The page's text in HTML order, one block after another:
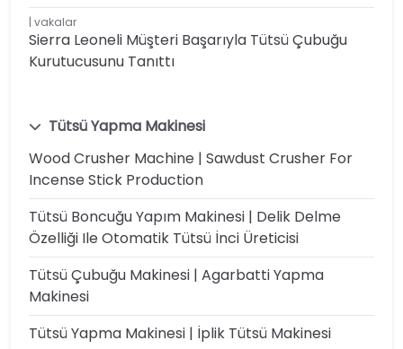
vakalar
Sierra Leoneli Müşteri Başarıyla Tütsü Çubuğu
Kurutucusunu Tanıttı
Tütsü Yapma Makinesi
Wood Crusher Machine | Sawdust Crusher For
Incense Stick Production
Tütsü Boncuğu Yapım Makinesi | Delik Delme
Özelliği Ile Otomatik Tütsü İnci Üreticisi
Tütsü Çubuğu Makinesi | Agarbatti Yapma
Makinesi
Tütsü Yapma Makinesi | İplik Tütsü Makinesi